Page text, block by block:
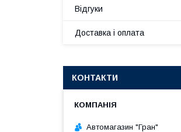
Відгуки
Доставка і оплата
КОНТАКТИ
Автомагазин "Гран"